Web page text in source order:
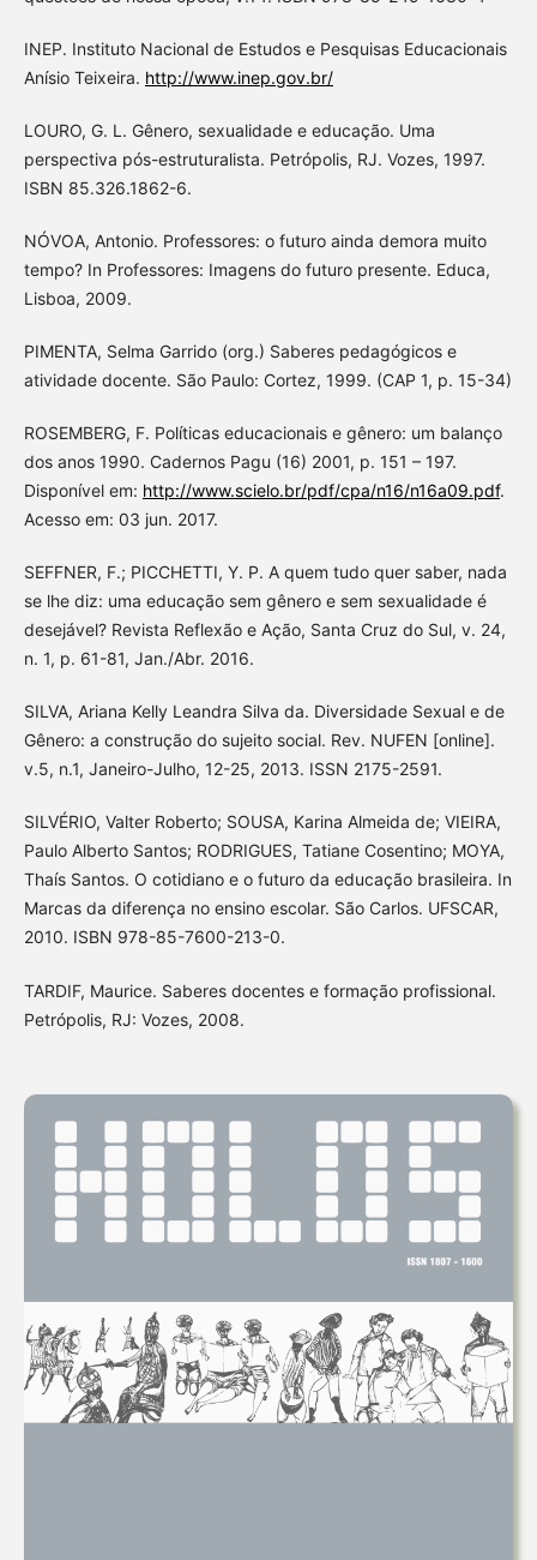
INEP. Instituto Nacional de Estudos e Pesquisas Educacionais
Anísio Teixeira. http://www.inep.gov.br/
LOURO, G. L. Gênero, sexualidade e educação. Uma
perspectiva pós-estruturalista. Petrópolis, RJ. Vozes, 1997.
ISBN 85.326.1862-6.
NÓVOA, Antonio. Professores: o futuro ainda demora muito
tempo? In Professores: Imagens do futuro presente. Educa,
Lisboa, 2009.
PIMENTA, Selma Garrido (org.) Saberes pedagógicos e
atividade docente. São Paulo: Cortez, 1999. (CAP 1, p. 15-34)
ROSEMBERG, F. Políticas educacionais e gênero: um balanço
dos anos 1990. Cadernos Pagu (16) 2001, p. 151 – 197.
Disponível em: http://www.scielo.br/pdf/cpa/n16/n16a09.pdf.
Acesso em: 03 jun. 2017.
SEFFNER, F.; PICCHETTI, Y. P. A quem tudo quer saber, nada
se lhe diz: uma educação sem gênero e sem sexualidade é
desejável? Revista Reflexão e Ação, Santa Cruz do Sul, v. 24,
n. 1, p. 61-81, Jan./Abr. 2016.
SILVA, Ariana Kelly Leandra Silva da. Diversidade Sexual e de
Gênero: a construção do sujeito social. Rev. NUFEN [online].
v.5, n.1, Janeiro-Julho, 12-25, 2013. ISSN 2175-2591.
SILVÉRIO, Valter Roberto; SOUSA, Karina Almeida de; VIEIRA,
Paulo Alberto Santos; RODRIGUES, Tatiane Cosentino; MOYA,
Thaís Santos. O cotidiano e o futuro da educação brasileira. In
Marcas da diferença no ensino escolar. São Carlos. UFSCAR,
2010. ISBN 978-85-7600-213-0.
TARDIF, Maurice. Saberes docentes e formação profissional.
Petrópolis, RJ: Vozes, 2008.